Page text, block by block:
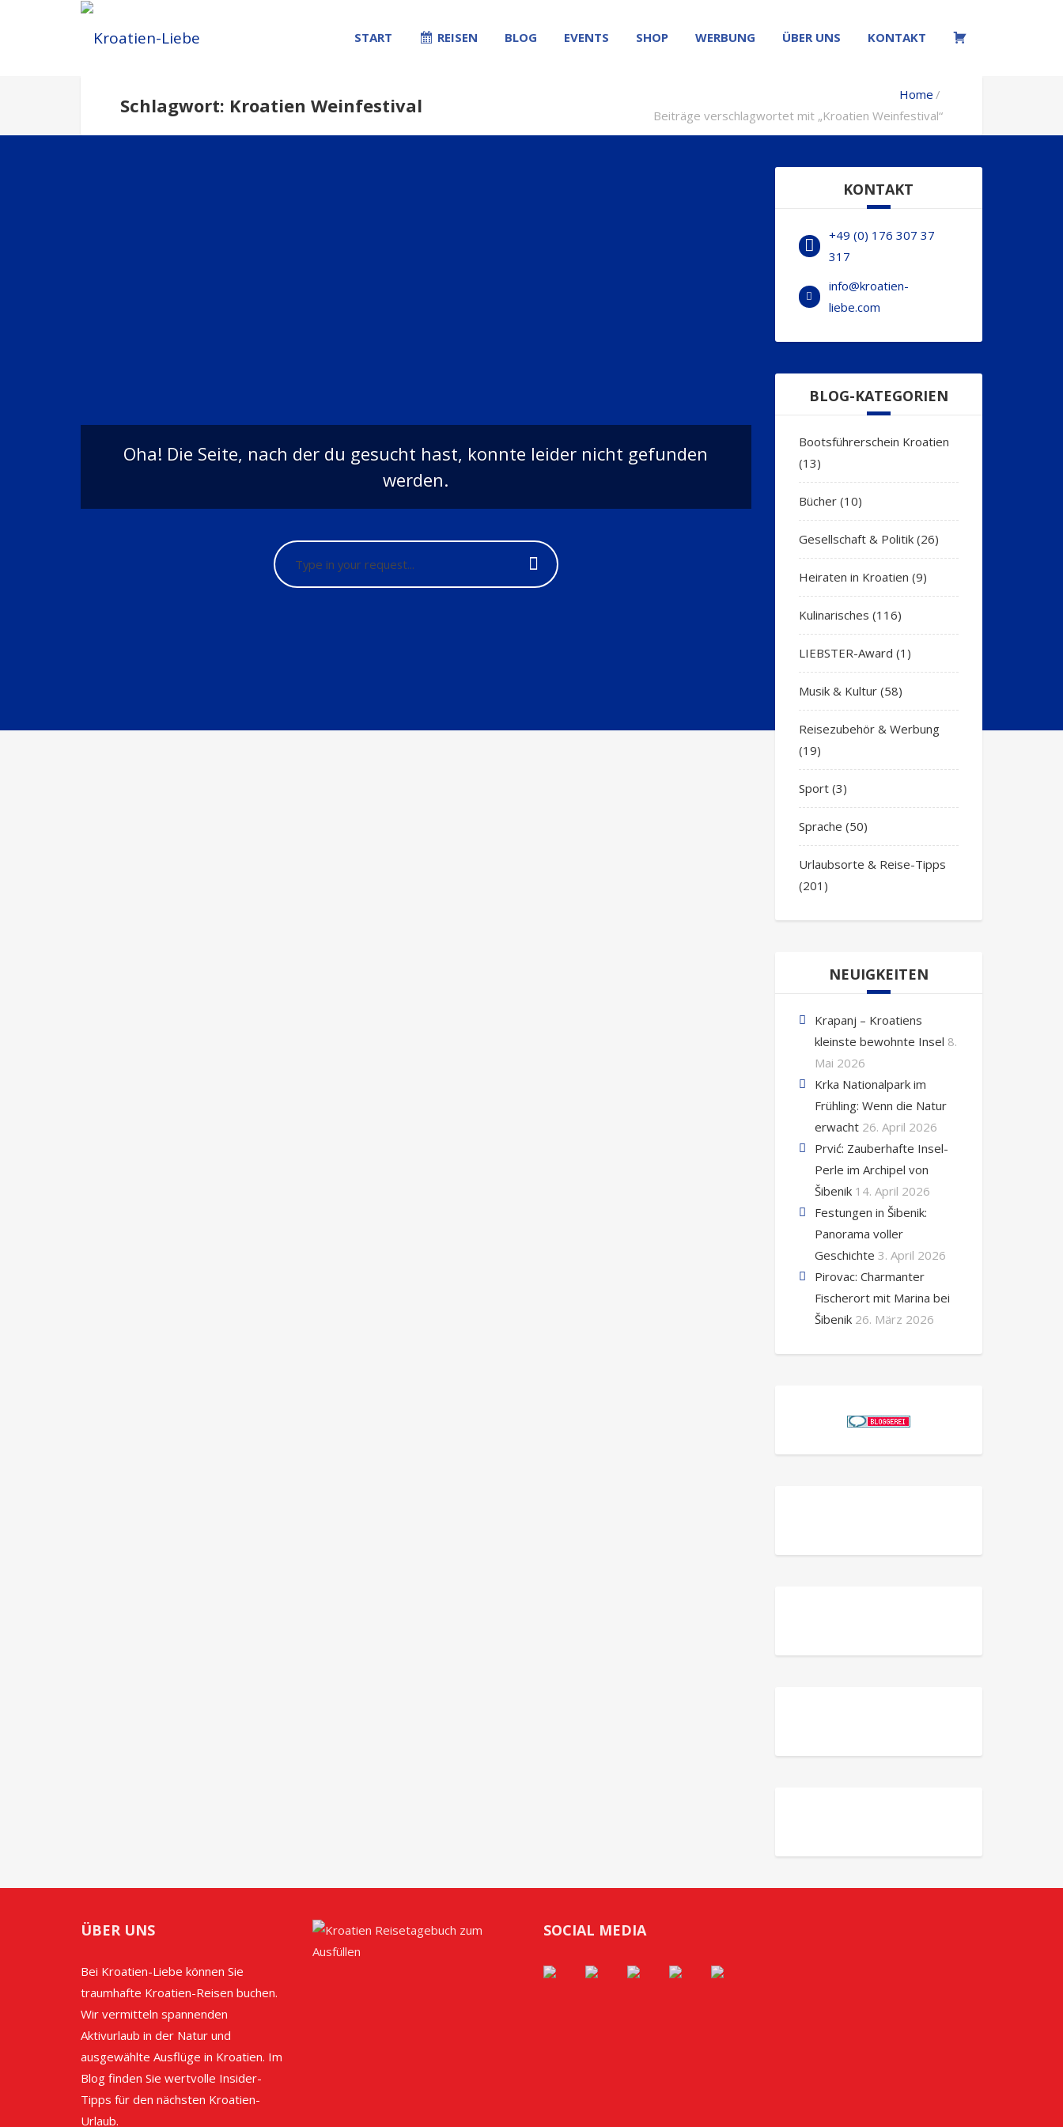
START REISEN BLOG EVENTS SHOP WERBUNG ÜBER UNS KONTAKT
Schlagwort: Kroatien Weinfestival
Home
Beiträge verschlagwortet mit „Kroatien Weinfestival“
Oha! Die Seite, nach der du gesucht hast, konnte leider nicht gefunden
werden.
KONTAKT
+49 (0) 176 307 37
317
info@kroatien-
liebe.com
BLOG-KATEGORIEN
Bootsführerschein Kroatien
(13)
Bücher(10)
Gesellschaft & Politik(26)
Heiraten in Kroatien (9)
Kulinarisches (116)
LIEBSTER-Award (1)
Musik & Kultur(58)
Reisezubehör & Werbung
(19)
Sport(3)
Sprache (50)
Urlaubsorte & Reise-Tipps
(201)
NEUIGKEITEN
Krapanj – Kroatiens
kleinste bewohnte Insel 8.
Mai 2026
Krka Nationalpark im
Frühling: Wenn die Natur
erwacht 26. April 2026
Prvić: Zauberhafte Insel-
Perle im Archipel von
Šibenik 14. April 2026
Festungen in Šibenik:
Panorama voller
Geschichte 3. April 2026
Pirovac: Charmanter
Fischerort mit Marina bei
Šibenik 26. März 2026
ÜBER UNS
Bei Kroatien-Liebe können Sie
traumhafte Kroatien-Reisen buchen.
Wir vermitteln spannenden
Aktivurlaub in der Natur und
ausgewählte Ausflüge in Kroatien. Im
Blog finden Sie wertvolle Insider-
Tipps für den nächsten Kroatien-
Urlaub.
SOCIAL MEDIA